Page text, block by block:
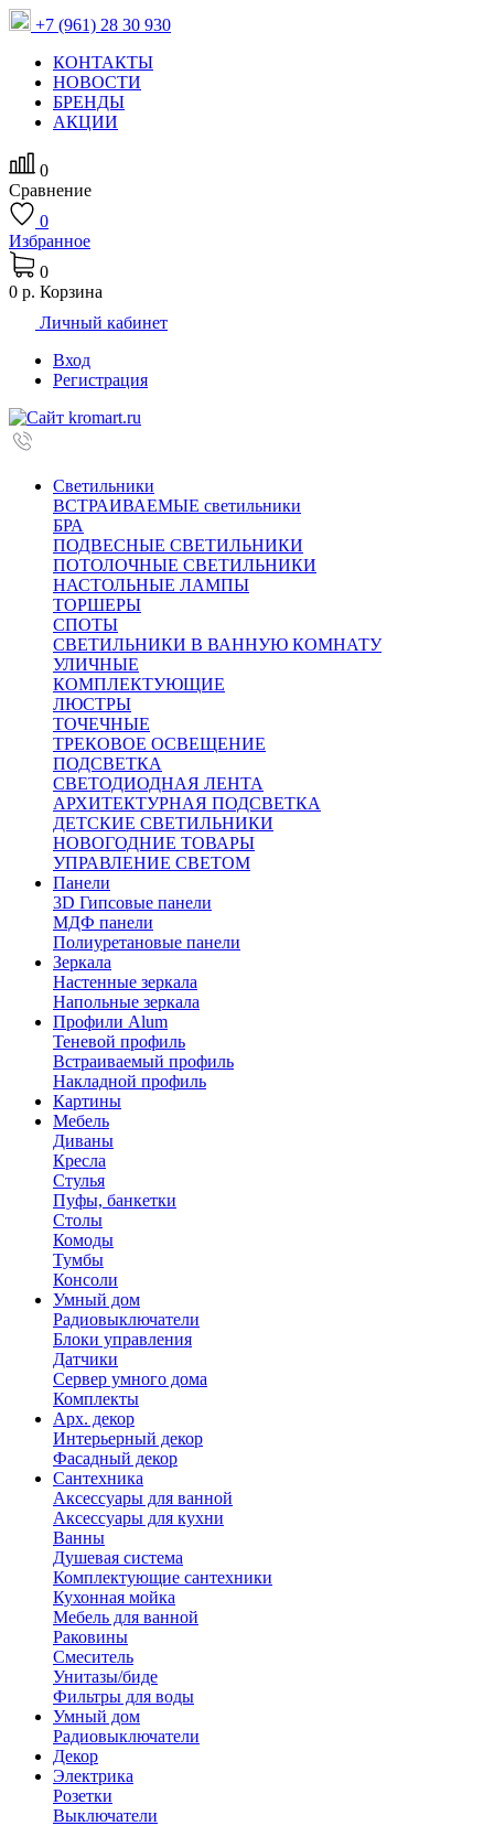
+7 (961) 28 30 930
КОНТАКТЫ
НОВОСТИ
БРЕНДЫ
АКЦИИ
0
Сравнение
0
Избранное
0
0 р. Корзина
Личный кабинет
Вход
Регистрация
Светильники
ВСТРАИВАЕМЫЕ светильники
БРА
ПОДВЕСНЫЕ СВЕТИЛЬНИКИ
ПОТОЛОЧНЫЕ СВЕТИЛЬНИКИ
НАСТОЛЬНЫЕ ЛАМПЫ
ТОРШЕРЫ
СПОТЫ
СВЕТИЛЬНИКИ В ВАННУЮ КОМНАТУ
УЛИЧНЫЕ
КОМПЛЕКТУЮЩИЕ
ЛЮСТРЫ
ТОЧЕЧНЫЕ
ТРЕКОВОЕ ОСВЕЩЕНИЕ
ПОДСВЕТКА
СВЕТОДИОДНАЯ ЛЕНТА
АРХИТЕКТУРНАЯ ПОДСВЕТКА
ДЕТСКИЕ СВЕТИЛЬНИКИ
НОВОГОДНИЕ ТОВАРЫ
УПРАВЛЕНИЕ СВЕТОМ
Панели
3D Гипсовые панели
МДФ панели
Полиуретановые панели
Зеркала
Настенные зеркала
Напольные зеркала
Профили Alum
Теневой профиль
Встраиваемый профиль
Накладной профиль
Картины
Мебель
Диваны
Кресла
Стулья
Пуфы, банкетки
Столы
Комоды
Тумбы
Консоли
Умный дом
Радиовыключатели
Блоки управления
Датчики
Сервер умного дома
Комплекты
Арх. декор
Интерьерный декор
Фасадный декор
Сантехника
Аксессуары для ванной
Аксессуары для кухни
Ванны
Душевая система
Комплектующие сантехники
Кухонная мойка
Мебель для ванной
Раковины
Смеситель
Унитазы/биде
Фильтры для воды
Умный дом
Радиовыключатели
Декор
Электрика
Розетки
Выключатели